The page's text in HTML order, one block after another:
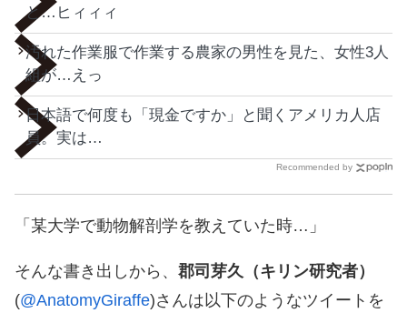
と…ヒィィィ
汚れた作業服で作業する農家の男性を見た、女性3人
組が…えっ
日本語で何度も「現金ですか」と聞くアメリカ人店
員。実は…
Recommended by
「某大学で動物解剖学を教えていた時…」
そんな書き出しから、 郡司芽久（キリン研究者）
(@AnatomyGiraffe)さんは以下のようなツイートを